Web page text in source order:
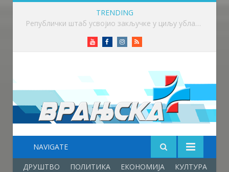
TRENDING
Викенд у знаку бициклизма у Врању
YoutubeFacebookInstagram
RSS
NAVIGATE
ДРУШТВО ПОЛИТИКА ЕКОНОМИЈА КУЛТУРА